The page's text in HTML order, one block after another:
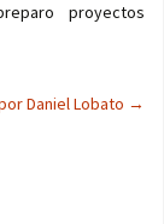
proyectos
Daniel Lobato →